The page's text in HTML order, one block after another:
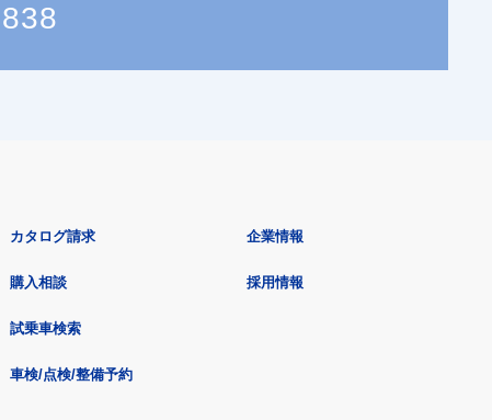
カタログ請求
購入相談
試乗車検索
車検/点検/整備予約
企業情報
採用情報